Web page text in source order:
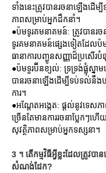
ទាំងនេះត្រូវបានរចនាឡើងដើ
ភាពសម្រាប់អ្នកដឹកនាំ។
●ប៉មទូរគមនាគមន៍: ត្រូវបានរ
ទូរគមនាគមន៍ផ្សេងទៀតដែលប៉ម
ធានាការបញ្ជូនសញ្ញាដ៏ប្រសើរ
●ប៉មទួរប៊ីនខ្យល់: ទ្រទ្រង់ផ្លុំស្នាម
បានរចនាឡើងដើម្បីទប់ទល់នឹងបន្
ការ។
●អណ្តែតអង្កេត: ផ្តល់នូវទេស
ច្រើនតែមានការរចនាប្លែកៗ
សុវត្ថិភាពសម្រាប់អ្នកទស្សនា។
3 ។ តើកម្មវិធីអ្វីខ្លះដែលត្រូវប
សំណង់ដែក?